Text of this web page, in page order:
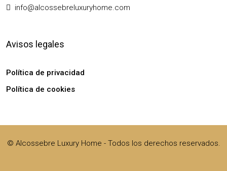
info@alcossebreluxuryhome.com
Avisos legales
Política de privacidad
Política de cookies
© Alcossebre Luxury Home - Todos los derechos reservados.